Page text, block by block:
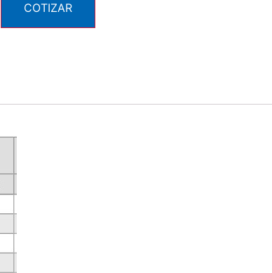
COTIZAR